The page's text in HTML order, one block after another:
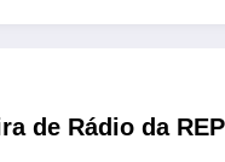
de Rádio da